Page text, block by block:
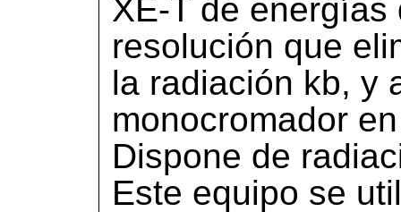
XE-T de
resolución que
la radiación kb, y
monocromador
Dispone de
Este equipo se